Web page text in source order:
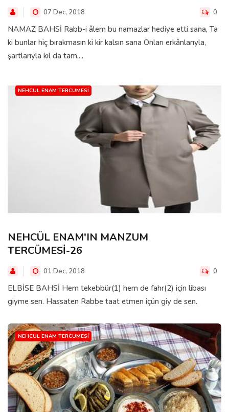
07 Dec, 2018 0
NAMAZ BAHSİ Rabb-i âlem bu namazlar hediye etti sana, Ta
ki bunlar hiç bırakmasın ki kir kalsın sana Onları erkânlarıyla,
şartlarıyla kıl da tam,...
NEHCUL ENAM TERCUMESI
NEHCÜL ENAM'IN MANZUM
TERCÜMESİ-26
01 Dec, 2018 0
ELBİSE BAHSİ Hem tekebbür(1) hem de fahr(2) için libası
giyme sen. Hassaten Rabbe taat etmen içün giy de sen.
NEHCUL ENAM TERCUMESI